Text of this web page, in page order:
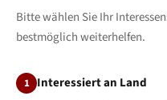
Bitte wählen Sie Ihr
bestmöglich weiterhelfen.
1 Interessiert an Land